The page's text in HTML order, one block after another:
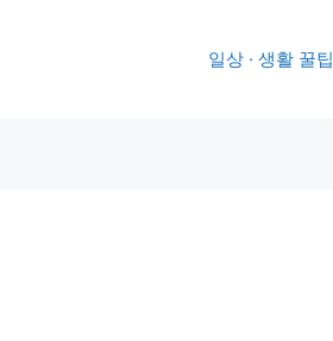
일상 · 생활 꿀팁